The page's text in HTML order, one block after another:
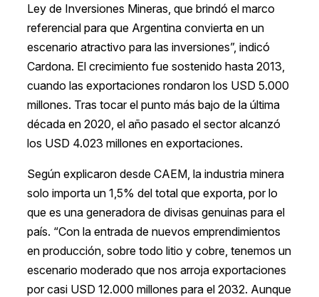
Ley de Inversiones Mineras, que brindó el marco
referencial para que Argentina convierta en un
escenario atractivo para las inversiones”, indicó
Cardona. El crecimiento fue sostenido hasta 2013,
cuando las exportaciones rondaron los USD 5.000
millones. Tras tocar el punto más bajo de la última
década en 2020, el año pasado el sector alcanzó
los USD 4.023 millones en exportaciones.
Según explicaron desde CAEM, la industria minera
solo importa un 1,5% del total que exporta, por lo
que es una generadora de divisas genuinas para el
país. “Con la entrada de nuevos emprendimientos
en producción, sobre todo litio y cobre, tenemos un
escenario moderado que nos arroja exportaciones
por casi USD 12.000 millones para el 2032. Aunque